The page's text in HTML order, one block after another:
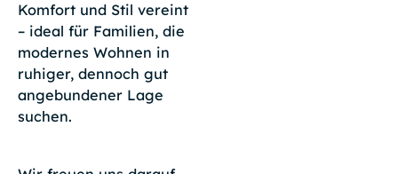
Komfort und Stil vereint
– ideal für Familien, die
modernes Wohnen in
ruhiger, dennoch gut
angebundener Lage
suchen.